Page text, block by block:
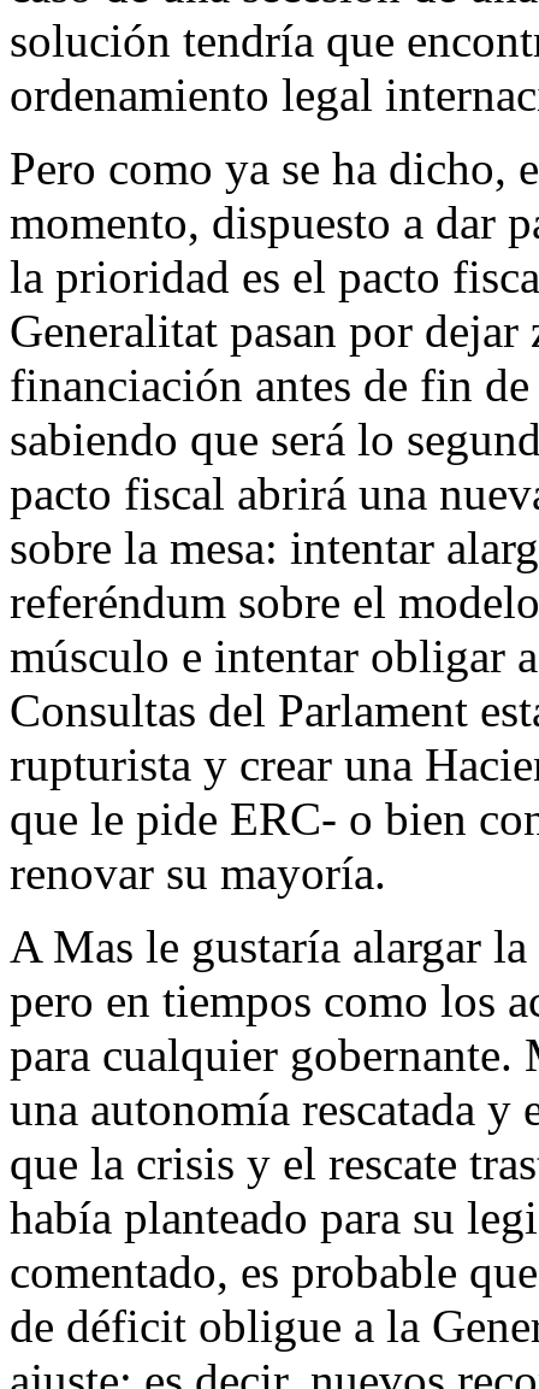
solución tendría que
ordenamiento legal
Pero como ya se ha dicho,
momento, dispuesto a dar
la prioridad es el pacto
Generalitat pasan por
financiación antes de fin
sabiendo que será lo
pacto fiscal abrirá una
sobre la mesa: intentar
referéndum sobre el
músculo e intentar obligar
Consultas del Parlament
rupturista y crear una
que le pide ERC- o bien
renovar su mayoría.
A Mas le gustaría alargar
pero en tiempos como los
para cualquier gobernante.
una autonomía rescatada y
que la crisis y el rescate
había planteado para su
comentado, es probable
de déficit obligue a la